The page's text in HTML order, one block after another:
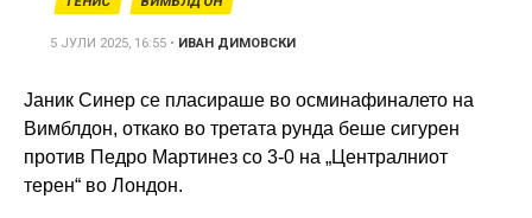
5 ЈУЛИ 2025, 16:55 • ИВАН ДИМОВСКИ
Јаник Синер се пласираше во осминафиналето на
Вимблдон, откако во третата рунда беше сигурен
против Педро Мартинез со 3-0 на „Централниот
терен“ во Лондон.